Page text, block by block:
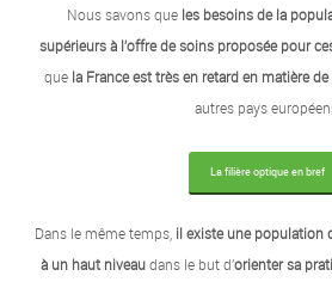
Nous savons que les besoins de la
supérieurs à l’offre de soins proposée pour
que la France est très en retard en matière
autres pays
La filière optique en bref
Dans le même temps, il existe une population
à un haut niveaudans le but d’orienter sa